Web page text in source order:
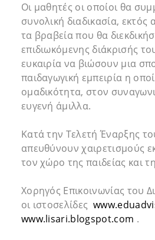
Οι μαθητές οι οποίοι θα
συνολική διαδικασία, εκτός
τα βραβεία που θα
επιδιωκόμενης διάκρισής
ευκαιρία να βιώσουν μια
παιδαγωγική εμπειρία η
ομαδικότητα, στον
ευγενή άμιλλα.
Κατά την Τελετή Έναρξης
απευθύνουν χαιρετισμούς
τον χώρο της παιδείας και
Χορηγός Επικοινωνίας του
οι ιστοσελίδες
www.lisari.blogspot.com .